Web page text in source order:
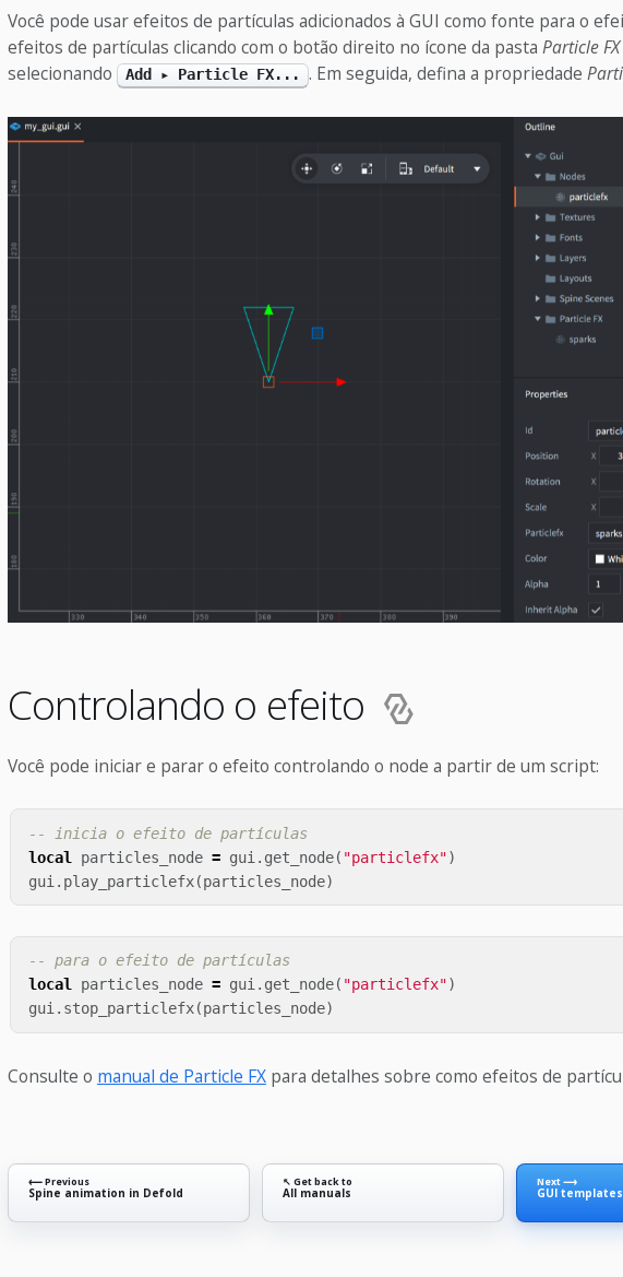
Você pode usar efeitos de partículas adicionados à GUI como fonte para o
efeitos de partículas clicando com o botão direito no ícone da pasta Particle FX
selecionando
Add ▸ Particle FX... . Em seguida, defina a propriedade
Controlando o efeito
Você pode iniciar e parar o efeito controlando o node a partir de um script:
-- inicia o efeito de partículas
local
particles_node = gui . get_node( "particlefx")
gui . play_particlefx(particles_node)
-- para o efeito de partículas
local particles_node = gui. get_node( "particlefx")
gui. stop_particlefx(particles_node)
Consulte o manual de Particle FXpara detalhes sobre como efeitos de
⟵ Previous
Spine animation in Defold
↖ Get back to
All manuals
Next ⟶
GUI